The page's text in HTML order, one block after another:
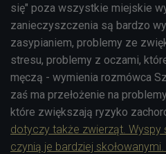
się" poza wszystkie miejskie
zanieczyszczenia są bardzo
zasypianiem, problemy ze
stresu, problemy z oczami,
męczą - wymienia rozmówca
zaś ma przełożenie na
które zwiększają ryzyko
dotyczy także zwierząt. Wyspy
czynią je bardziej